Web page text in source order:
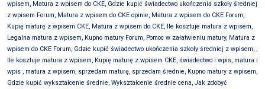
wpisem, Matura z wpisem do CKE, Gdzie kupić świadectwo ukończenia szkoły średniej
z wpisem Forum, Matura z wpisem do CKE opinie, Matura z wpisem do CKE Forum,
Kupię maturę z wpisem CKE, Matura z wpisem do CKE, Ile kosztuje matura z wpisem,
Legalna matura z wpisem, Kupno matury Forum, Pomoc w załatwieniu matury, Matura z
wpisem do CKE Forum, Gdzie kupić świadectwo ukończenia szkoły średniej z wpisem, ,
Ile kosztuje matura z wpisem, Kupię maturę z wpisem CKE, świadectwo i wpis, matura i
wpis , matura z wpisem, sprzedam maturę, sprzedam średnie, Kupno matury z wpisem,
Gdzie kupić wykształcenie średnie, Wykształcenie średnie cena, Jak zdobyć